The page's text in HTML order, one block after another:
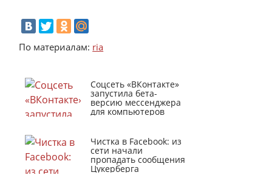
По материалам: ria
Соцсеть «ВКонтакте»
запустила бета-
версию мессенджера
для компьютеров
Чистка в Facebook: из
сети начали
пропадать сообщения
Цукерберга